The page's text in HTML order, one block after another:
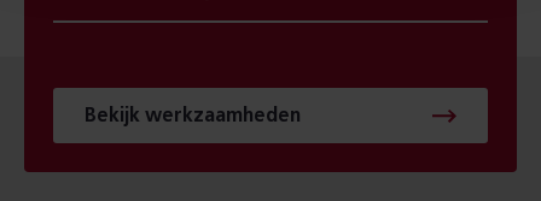
Bekijk werkzaamheden